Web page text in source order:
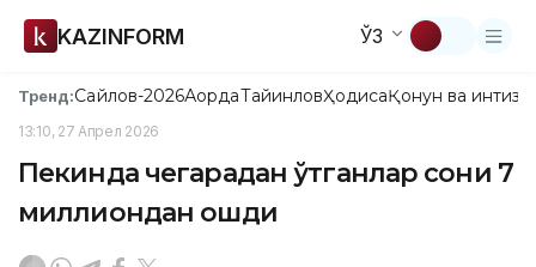
KAZINFORM ЎЗ
Тренд:Сайлов-2026АқордаТайинловҲодисаҚонун ва
13:10, 27 Апрел 2026
Пекинда чегарадан ўтганлар сони 7
миллиондан ошди